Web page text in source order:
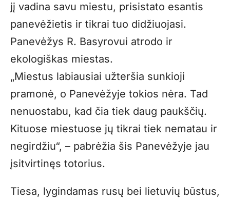
jį vadina savu miestu, prisistato esantis
panevėžietis ir tikrai tuo didžiuojasi.
Panevėžys R. Basyrovui atrodo ir
ekologiškas miestas.
„Miestus labiausiai užteršia sunkioji
pramonė, o Panevėžyje tokios nėra. Tad
nenuostabu, kad čia tiek daug paukščių.
Kituose miestuose jų tikrai tiek nematau ir
negirdžiu“, – pabrėžia šis Panevėžyje jau
įsitvirtinęs totorius.
Tiesa, lygindamas rusų bei lietuvių būstus,